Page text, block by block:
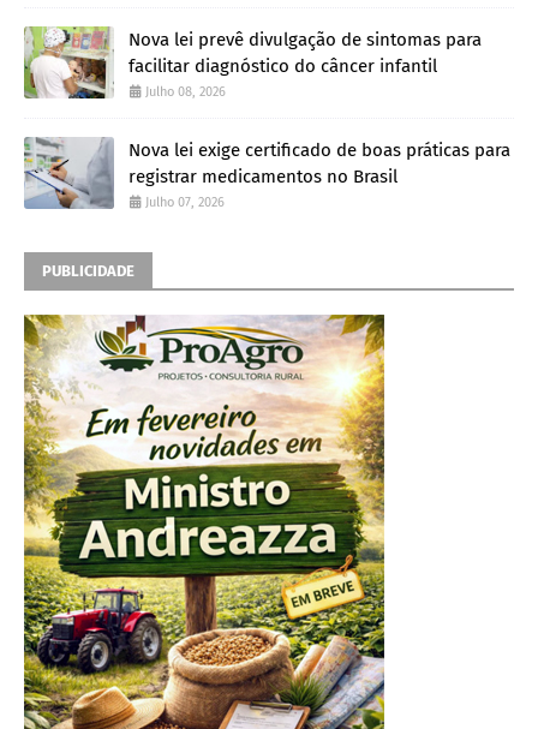
Nova lei prevê divulgação de sintomas para
facilitar diagnóstico do câncer infantil
Julho 08, 2026
Nova lei exige certificado de boas práticas para
registrar medicamentos no Brasil
Julho 07, 2026
PUBLICIDADE